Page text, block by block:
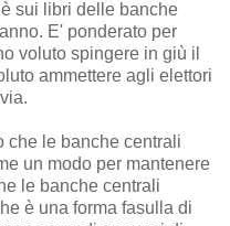
sui libri delle banche
E' ponderato per
voluto spingere in giù il
ammettere agli elettori
che le banche centrali
un modo per mantenere
le banche centrali
è una forma fasulla di